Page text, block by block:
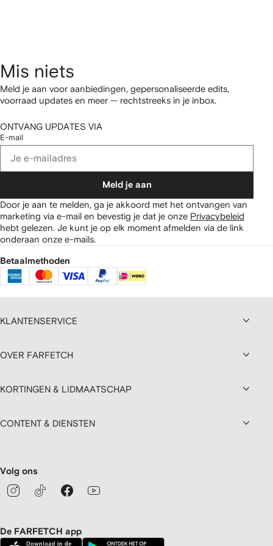
Mis niets
Meld je aan voor aanbiedingen, gepersonaliseerde edits,
voorraad updates en meer — rechtstreeks in je inbox.
ONTVANG UPDATES VIA
E-mail
Meld je aan
Door je aan te melden, ga je akkoord met het ontvangen van
marketing via e-mail en bevestig je dat je onze Privacybeleid
hebt gelezen. Je kunt je op elk moment afmelden via de link
onderaan onze e-mails.
Betaalmethoden
KLANTENSERVICE
OVER FARFETCH
KORTINGEN & LIDMAATSCHAP
CONTENT & DIENSTEN
Volg ons
De FARFETCH app